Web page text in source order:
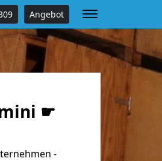
Angebot
☛
-